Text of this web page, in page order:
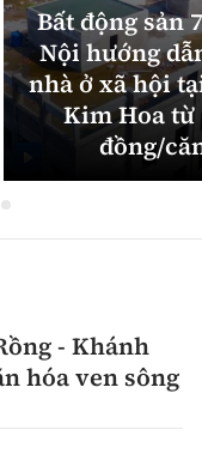
Bất động sản
Nội hướng
nhà ở xã hội
Kim Hoa từ
đồng/
- Khánh
hóa ven sông